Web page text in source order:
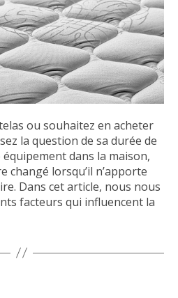
ou souhaitez en acheter
la question de sa durée de
dans la maison,
changé lorsqu’il n’apporte
Dans cet article, nous nous
facteurs qui influencent la